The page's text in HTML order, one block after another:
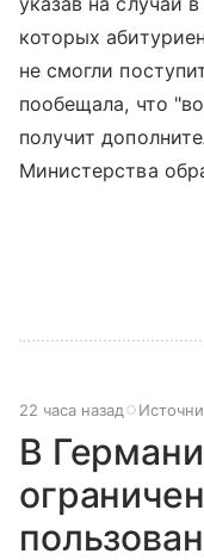
которых
не смогли
пообещала, что
получит
Министерства
22 часа назад
В